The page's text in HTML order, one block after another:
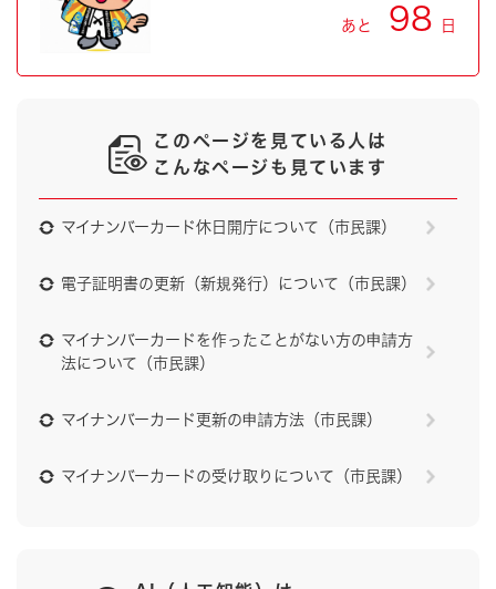
あと 98 日
このページを見ている人は
こんなページも見ています
マイナンバーカード休日開庁について（市民課）
電子証明書の更新（新規発行）について（市民課）
マイナンバーカードを作ったことがない方の申請方
法について（市民課）
マイナンバーカード更新の申請方法（市民課）
マイナンバーカードの受け取りについて（市民課）